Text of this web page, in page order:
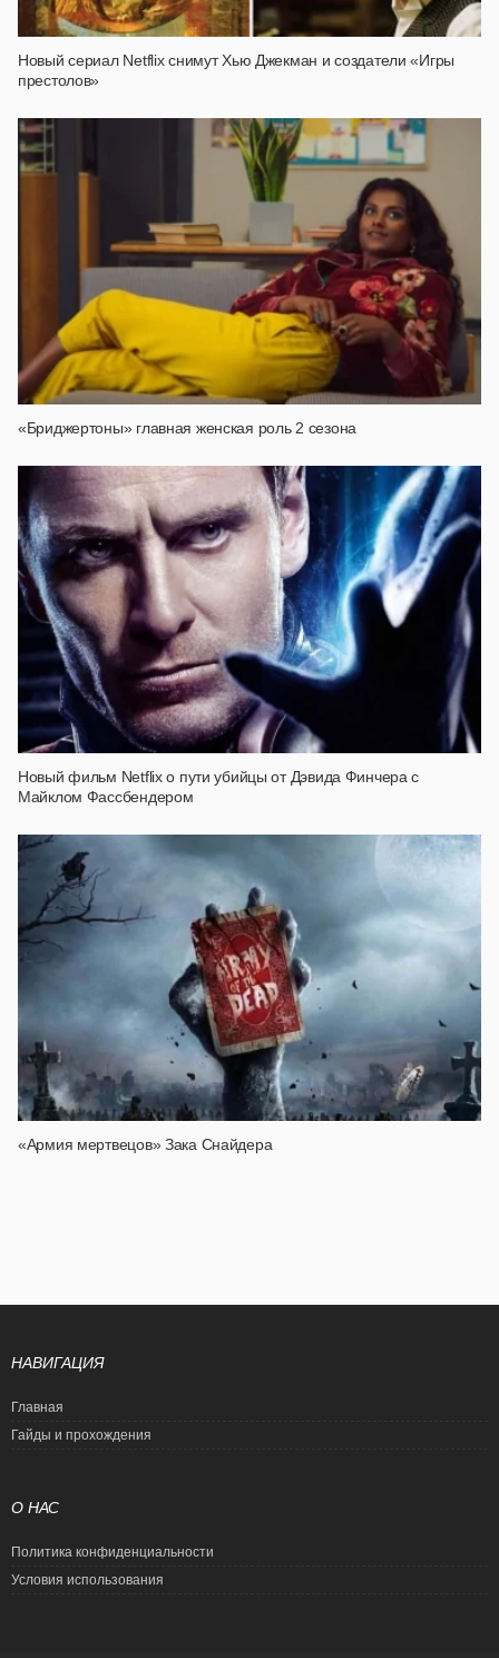
Новый сериал Netflix снимут Хью Джекман и создатели «Игры
престолов»
«Бриджертоны» главная женская роль 2 сезона
Новый фильм Netflix о пути убийцы от Дэвида Финчера с
Майклом Фассбендером
«Армия мертвецов» Зака Снайдера
НАВИГАЦИЯ
Главная
Гайды и прохождения
О НАС
Политика конфиденциальности
Условия использования